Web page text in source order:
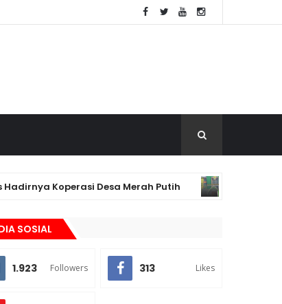
Koperasi Desa Merah Putih BERITA
SOSIAL
1.923 Followers 313 Likes